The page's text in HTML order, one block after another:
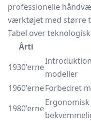
professionelle
værktøjet med større
Tabel over
Årti
1930'erne
modeller
1960'erneForbedret
1980'erne